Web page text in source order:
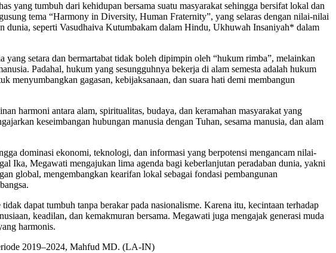
yang tumbuh dari kehidupan bersama suatu masyarakat sehingga bersifat lokal dan
tema “Harmony in Diversity, Human Fraternity”, yang selaras dengan nilai-nilai
dunia, seperti Vasudhaiva Kutumbakam dalam Hindu, Ukhuwah Insaniyah* dalam
setara dan bermartabat tidak boleh dipimpin oleh “hukum rimba”, melainkan
Padahal, hukum yang sesungguhnya bekerja di alam semesta adalah hukum
menyumbangkan gagasan, kebijaksanaan, dan suara hati demi membangun
harmoni antara alam, spiritualitas, budaya, dan keramahan masyarakat yang
keseimbangan hubungan manusia dengan Tuhan, sesama manusia, dan alam
dominasi ekonomi, teknologi, dan informasi yang berpotensi mengancam nilai-
Ika, Megawati mengajukan lima agenda bagi keberlanjutan peradaban dunia, yakni
global, mengembangkan kearifan lokal sebagai fondasi pembangunan
dapat tumbuh tanpa berakar pada nasionalisme. Karena itu, kecintaan terhadap
keadilan, dan kemakmuran bersama. Megawati juga mengajak generasi muda
harmonis.
2019–2024, Mahfud MD. (LA-IN)